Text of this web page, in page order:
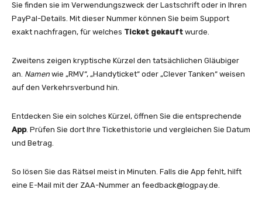
Sie finden sie im Verwendungszweck der Lastschrift oder in Ihren
PayPal-Details. Mit dieser Nummer können Sie beim Support
exakt nachfragen, für welches Ticket gekauft wurde.
Zweitens zeigen kryptische Kürzel den tatsächlichen Gläubiger
an. Namen wie „RMV“, „Handyticket“ oder „Clever Tanken“ weisen
auf den Verkehrsverbund hin.
Entdecken Sie ein solches Kürzel, öffnen Sie die entsprechende
App. Prüfen Sie dort Ihre Tickethistorie und vergleichen Sie Datum
und Betrag.
So lösen Sie das Rätsel meist in Minuten. Falls die App fehlt, hilft
eine E-Mail mit der ZAA-Nummer an feedback@logpay.de.